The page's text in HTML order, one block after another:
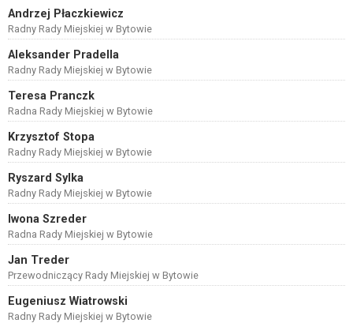
Andrzej Płaczkiewicz
Radny Rady Miejskiej w Bytowie
Aleksander Pradella
Radny Rady Miejskiej w Bytowie
Teresa Pranczk
Radna Rady Miejskiej w Bytowie
Krzysztof Stopa
Radny Rady Miejskiej w Bytowie
Ryszard Sylka
Radny Rady Miejskiej w Bytowie
Iwona Szreder
Radna Rady Miejskiej w Bytowie
Jan Treder
Przewodniczący Rady Miejskiej w Bytowie
Eugeniusz Wiatrowski
Radny Rady Miejskiej w Bytowie